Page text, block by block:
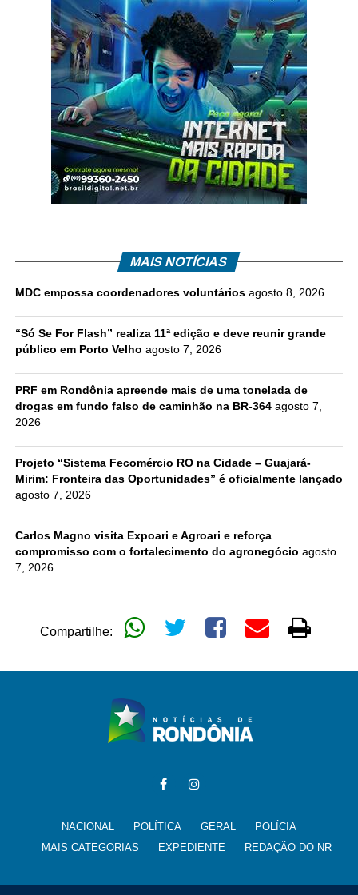
MAIS NOTÍCIAS
MDC empossa coordenadores voluntários agosto 8, 2026
“Só Se For Flash” realiza 11ª edição e deve reunir grande
público em Porto Velho agosto 7, 2026
PRF em Rondônia apreende mais de uma tonelada de
drogas em fundo falso de caminhão na BR-364 agosto 7,
2026
Projeto “Sistema Fecomércio RO na Cidade – Guajará-
Mirim: Fronteira das Oportunidades” é oficialmente lançado
agosto 7, 2026
Carlos Magno visita Expoari e Agroari e reforça
compromisso com o fortalecimento do agronegócio agosto
7, 2026
Compartilhe:
NACIONAL POLÍTICA GERAL
POLÍCIA
MAIS CATEGORIAS
EXPEDIENTE REDAÇÃO DO NR